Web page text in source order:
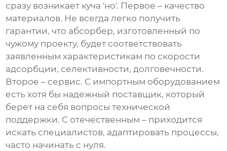
сразу возникает куча 'но'. Первое – качество
материалов. Не всегда легко получить
гарантии, что абсорбер, изготовленный по
чужому проекту, будет соответствовать
заявленным характеристикам по скорости
адсорбции, селективности, долговечности.
Второе – сервис. С импортным оборудованием
есть хотя бы надежный поставщик, который
берет на себя вопросы технической
поддержки. С отечественным – приходится
искать специалистов, адаптировать процессы,
часто начинать с нуля.